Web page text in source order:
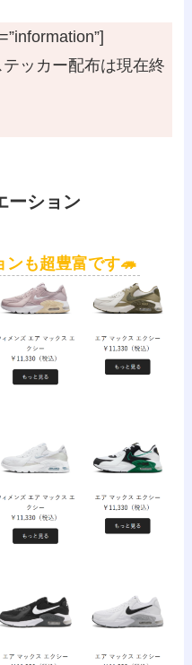
ッカー配布は現在終
ーション
ンも超豊富です🦔